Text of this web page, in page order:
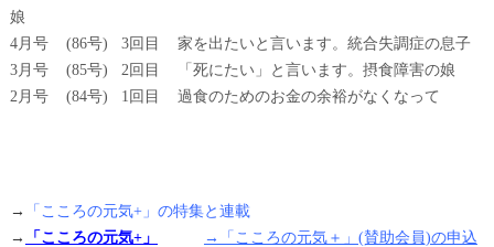
娘
4月号 (86号) 3回目 家を出たいと言います。統合失調症の息子
3月号 (85号) 2回目 「死にたい」と言います。摂食障害の娘
2月号 (84号) 1回目 過食のためのお金の余裕がなくなって
→
「こころの元気+」の特集と連載
→
「こころの元気+」
→「こころの元気＋」(賛助会員)の申込